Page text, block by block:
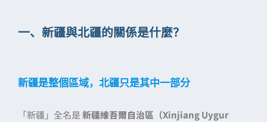
一、新疆與北疆的關係是什麼？
新疆是整個區域，北疆只是其中一部分
「新疆」全名是新疆維吾爾自治區（Xinjiang Uygur